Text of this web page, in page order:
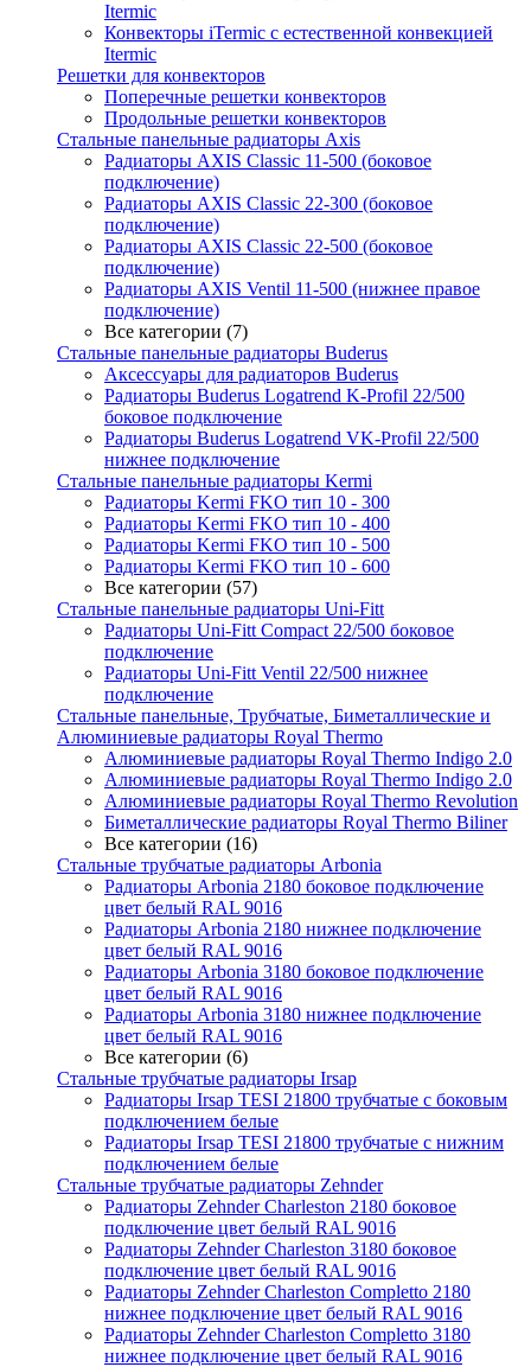
Itermic
Конвекторы iTermic с естественной конвекцией
Itermic
Решетки для конвекторов
Поперечные решетки конвекторов
Продольные решетки конвекторов
Стальные панельные радиаторы Axis
Радиаторы AXIS Classic 11-500 (боковое
подключение)
Радиаторы AXIS Classic 22-300 (боковое
подключение)
Радиаторы AXIS Classic 22-500 (боковое
подключение)
Радиаторы AXIS Ventil 11-500 (нижнее правое
подключение)
Все категории (7)
Стальные панельные радиаторы Buderus
Аксессуары для радиаторов Buderus
Радиаторы Buderus Logatrend K-Profil 22/500
боковое подключение
Радиаторы Buderus Logatrend VK-Profil 22/500
нижнее подключение
Стальные панельные радиаторы Kermi
Радиаторы Kermi FKO тип 10 - 300
Радиаторы Kermi FKO тип 10 - 400
Радиаторы Kermi FKO тип 10 - 500
Радиаторы Kermi FKO тип 10 - 600
Все категории (57)
Стальные панельные радиаторы Uni-Fitt
Радиаторы Uni-Fitt Compact 22/500 боковое
подключение
Радиаторы Uni-Fitt Ventil 22/500 нижнее
подключение
Стальные панельные, Трубчатые, Биметаллические и
Алюминиевые радиаторы Royal Thermo
Алюминиевые радиаторы Royal Thermo Indigo 2.0
Алюминиевые радиаторы Royal Thermo Indigo 2.0
Алюминиевые радиаторы Royal Thermo Revolution
Биметаллические радиаторы Royal Thermo Biliner
Все категории (16)
Стальные трубчатые радиаторы Arbonia
Радиаторы Arbonia 2180 боковое подключение
цвет белый RAL 9016
Радиаторы Arbonia 2180 нижнее подключение
цвет белый RAL 9016
Радиаторы Arbonia 3180 боковое подключение
цвет белый RAL 9016
Радиаторы Arbonia 3180 нижнее подключение
цвет белый RAL 9016
Все категории (6)
Стальные трубчатые радиаторы Irsap
Радиаторы Irsap TESI 21800 трубчатые с боковым
подключением белые
Радиаторы Irsap TESI 21800 трубчатые с нижним
подключением белые
Стальные трубчатые радиаторы Zehnder
Радиаторы Zehnder Charleston 2180 боковое
подключение цвет белый RAL 9016
Радиаторы Zehnder Charleston 3180 боковое
подключение цвет белый RAL 9016
Радиаторы Zehnder Charleston Completto 2180
нижнее подключение цвет белый RAL 9016
Радиаторы Zehnder Charleston Completto 3180
нижнее подключение цвет белый RAL 9016